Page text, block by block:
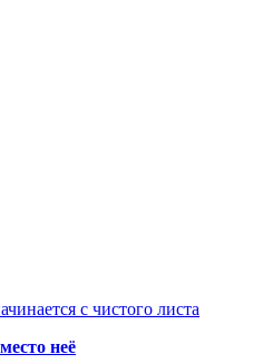
с чистого листа
неё